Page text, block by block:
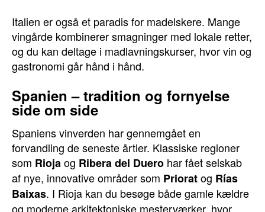
Italien er også et paradis for madelskere. Mange
vingårde kombinerer smagninger med lokale retter,
og du kan deltage i madlavningskurser, hvor vin og
gastronomi går hånd i hånd.
Spanien – tradition og fornyelse
side om side
Spaniens vinverden har gennemgået en
forvandling de seneste årtier. Klassiske regioner
som Riojaog Ribera del Duero har fået selskab
af nye, innovative områder som Prioratog Rías
Baixas. I Rioja kan du besøge både gamle kældre
og moderne arkitektoniske mesterværker, hvor